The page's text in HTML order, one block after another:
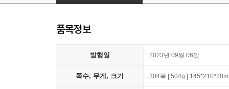
품목정보
발행일 2023년 09월 06일
쪽수, 무게, 크기 304쪽 | 504g |